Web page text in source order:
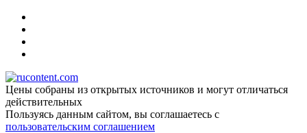
Цены собраны из открытых источников и могут отличаться
действительных
Пользуясь данным сайтом, вы соглашаетесь c
пользовательским соглашением